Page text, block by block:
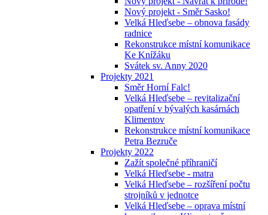
Nový projekt - Směr Sasko!
Velká Hleďsebe – obnova fasády
radnice
Rekonstrukce místní komunikace
Ke Knížáku
Svátek sv. Anny 2020
Projekty 2021
Směr Horní Falc!
Velká Hleďsebe – revitalizační
opatření v bývalých kasárnách
Klimentov
Rekonstrukce místní komunikace
Petra Bezruče
Projekty 2022
Zažít společné příhraničí
Velká Hleďsebe - matra
Velká Hleďsebe – rozšíření počtu
strojníků v jednotce
Velká Hleďsebe – oprava místní